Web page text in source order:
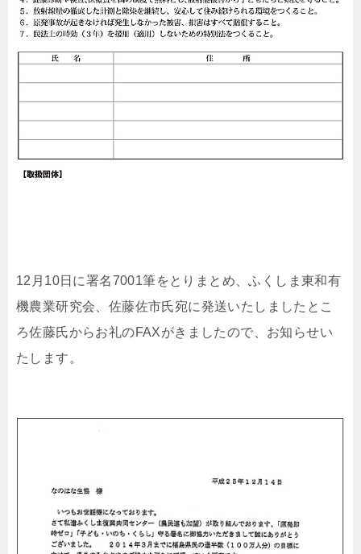
12月10日に署名7001筆をとりまとめ、ふくしま東和有
機農業研究会、佐藤佐市氏宛に発送いたしましたとこ
ろ佐藤氏からお礼のFAXがきましたので、お知らせい
たします。